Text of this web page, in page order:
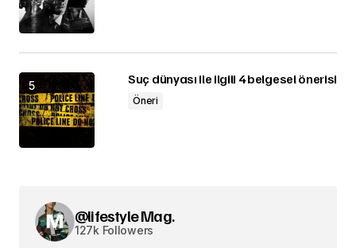
Suç dünyası ile ilgili 4 belgesel önerisi
Öneri
@lifestyle Mag.
127k Followers